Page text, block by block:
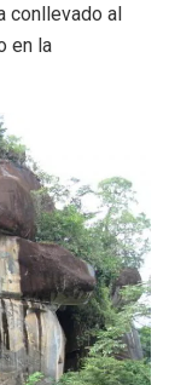
conllevado al
en la